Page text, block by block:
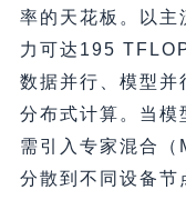
率的天花板。以
力可达195
数据并行、模型并
分布式计算。当模
需引入专家混合
分散到不同设备节